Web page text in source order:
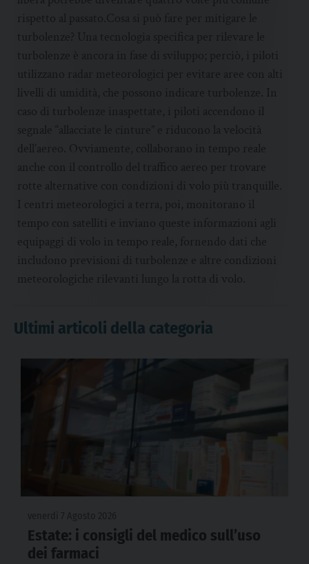
rispetto al passato.Cosa si può fare per mitigare le
turbolenze? Una tecnologia specifica per rilevare le
turbolenze è ancora in fase di sviluppo; perciò, i piloti
utilizzano radar meteorologici per evitare aree con alti
livelli di umidità, che possono indicare turbolenze. In
caso di turbolenze inaspettate, i piloti accendono il
segnale “allacciate le cinture” e riducono la velocità
dell’aereo. Ovviamente, collaborano in tempo reale
anche con il controllo del traffico aereo per trovare
rotte alternative con condizioni di volo più tranquille.
I centri meteorologici a terra, poi, monitorano il
tempo con satelliti e inviano queste informazioni agli
equipaggi di volo in tempo reale, fornendo dati che
includono previsioni di turbolenze e altre condizioni
meteorologiche rilevanti lungo la rotta di volo.
Ultimi articoli della categoria
Estate: i consigli del medico sull’uso
dei farmaci